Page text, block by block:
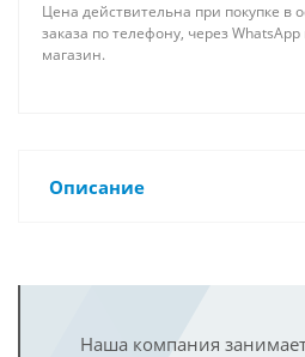
Цена действительна при покупке в
заказа по телефону, через
магазин.
Описание
Наша компания